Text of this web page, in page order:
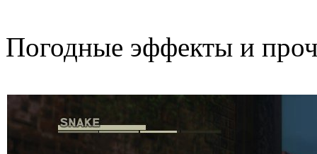
Погодные эффекты и